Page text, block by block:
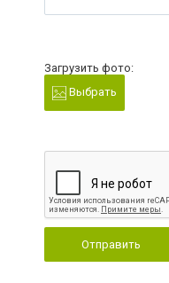
Загрузить фото:
Выбрать
Отправить